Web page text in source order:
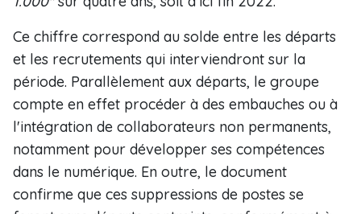
Ce chiffre correspond au solde entre les départs
et les recrutements qui interviendront sur la
période. Parallèlement aux départs, le groupe
compte en effet procéder à des embauches ou à
l'intégration de collaborateurs non permanents,
notamment pour développer ses compétences
dans le numérique. En outre, le document
confirme que ces suppressions de postes se